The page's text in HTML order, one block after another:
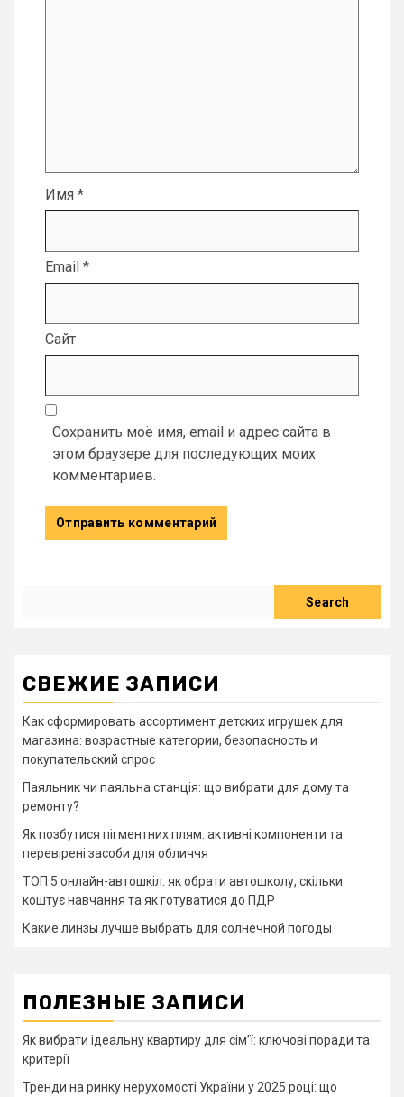
Имя *
Email *
Сайт
Сохранить моё имя, email и адрес сайта в
этом браузере для последующих моих
комментариев.
Search
СВЕЖИЕ ЗАПИСИ
Как сформировать ассортимент детских игрушек для
магазина: возрастные категории, безопасность и
покупательский спрос
Паяльник чи паяльна станція: що вибрати для дому та
ремонту?
Як позбутися пігментних плям: активні компоненти та
перевірені засоби для обличчя
ТОП 5 онлайн-автошкіл: як обрати автошколу, скільки
коштує навчання та як готуватися до ПДР
Какие линзы лучше выбрать для солнечной погоды
ПОЛЕЗНЫЕ ЗАПИСИ
Як вибрати ідеальну квартиру для сім’ї: ключові поради та
критерії
Тренди на ринку нерухомості України у 2025 році: що